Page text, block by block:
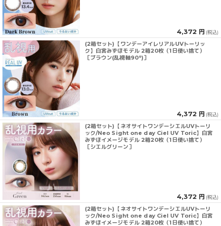
4,372 円 (税込)
(2箱セット)【ワンデーアイレリアルUVトーリッ
ク】白宮みずほモデル 2箱20枚（1日使い捨て）
［ブラウン(乱視軸90°)］
4,372 円 (税込)
(2箱セット)【ネオサイトワンデーシエルUVトーリ
ック/Neo Sight one day Ciel UV Toric】白宮
みずほイメージモデル 2箱20枚（1日使い捨て）
［シエルグリーン］
4,372 円 (税込)
(2箱セット)【ネオサイトワンデーシエルUVトーリ
ック/Neo Sight one day Ciel UV Toric】白宮
みずほイメージモデル 2箱20枚（1日使い捨て）